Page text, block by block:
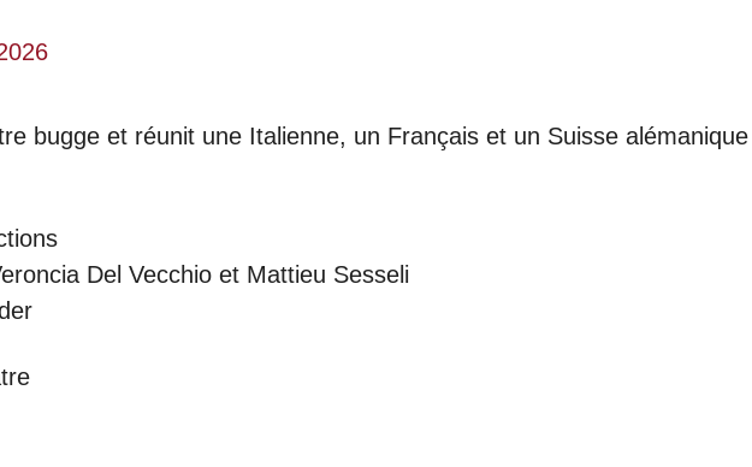
bugge et réunit une Italienne, un Français et un Suisse
Del Vecchio et Mattieu Sesseli